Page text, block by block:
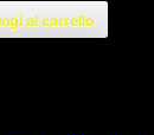
al carrello